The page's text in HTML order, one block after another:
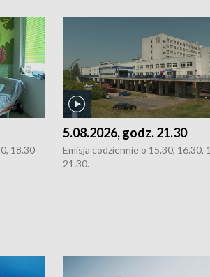
18.30
5.08.2026, godz. 21.30
Emisja codziennie o 15.30, 16.30,
21.30.